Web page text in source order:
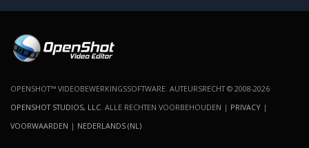
OPENSHOT™ VIDEOBEWERKINGSSOFTWARE. AUTEURSRECHT © 2008-2026
OPENSHOT STUDIOS, LLC . ALLE RECHTEN VOORBEHOUDEN | PRIVACY |
VOORWAARDEN | NEDERLANDS (NL)